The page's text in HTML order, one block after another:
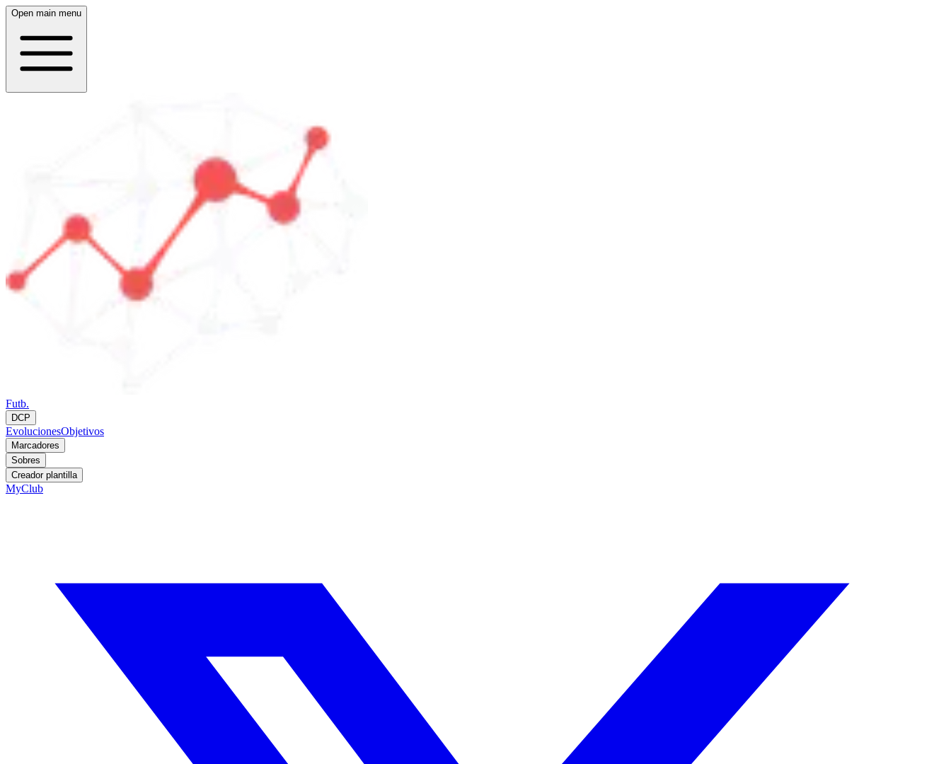
Open main menu
Futb.
DCP
EvolucionesObjetivos
Marcadores
Sobres
Creador plantilla
MyClub